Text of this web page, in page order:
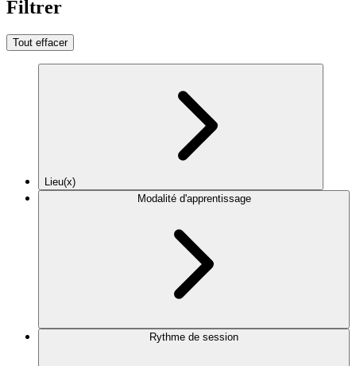
Filtrer
Tout effacer
Lieu(x)
Modalité d'apprentissage
Rythme de session